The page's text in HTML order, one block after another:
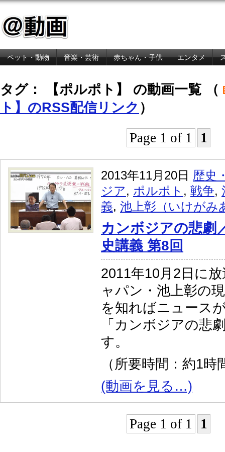
ペット・動物 音楽・芸術 赤ちゃん・子供 エンタメ
タグ： 【ポルポト】 の動画一覧 （
ト】のRSS配信リンク ）
Page 1 of 1
1
2013年11月20日 歴史
ジア, ポルポト , 戦争,
義, 池上彰（いけがみ
カンボジアの悲劇
史講義 第8回
2011年10月2日に
ャパン・池上彰の
を知ればニュース
「カンボジアの悲
す。
（所要時間：約1時
(動画を見る…)
Page 1 of 1 1